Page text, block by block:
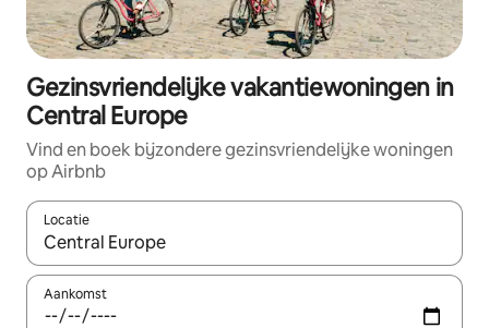
Gezinsvriendelijke vakantiewoningen in
Central Europe
Vind en boek bijzondere gezinsvriendelijke woningen
op Airbnb
Locatie
Wanneer er suggesties beschikbaar zijn, maak je een keuze
Aankomst